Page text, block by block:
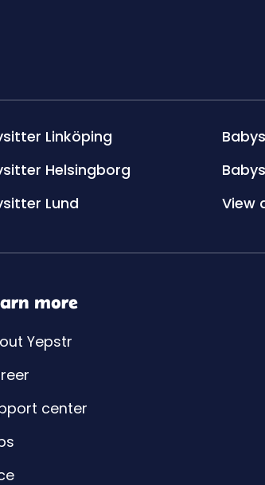
Linköping
Helsingborg
Lund
View
more
Yepstr
center